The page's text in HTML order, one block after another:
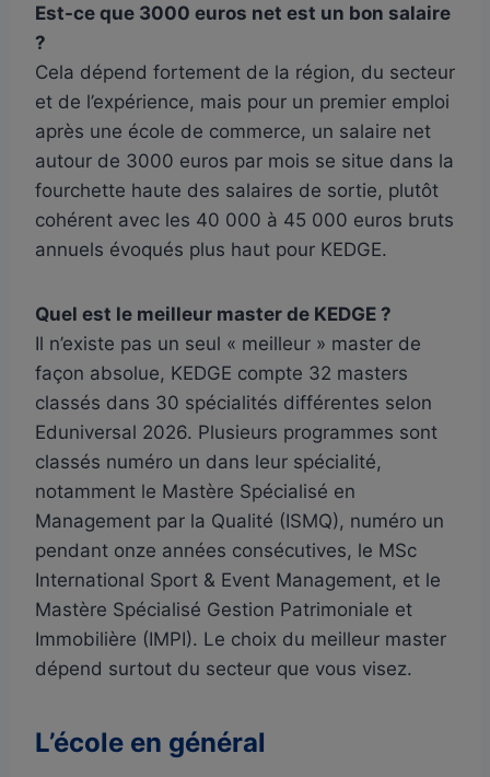
Est-ce que 3000 euros net est un bon salaire
?
Cela dépend fortement de la région, du secteur
et de l’expérience, mais pour un premier emploi
après une école de commerce, un salaire net
autour de 3000 euros par mois se situe dans la
fourchette haute des salaires de sortie, plutôt
cohérent avec les 40 000 à 45 000 euros bruts
annuels évoqués plus haut pour KEDGE.
Quel est le meilleur master de KEDGE ?
Il n’existe pas un seul « meilleur » master de
façon absolue, KEDGE compte 32 masters
classés dans 30 spécialités différentes selon
Eduniversal 2026. Plusieurs programmes sont
classés numéro un dans leur spécialité,
notamment le Mastère Spécialisé en
Management par la Qualité (ISMQ), numéro un
pendant onze années consécutives, le MSc
International Sport & Event Management, et le
Mastère Spécialisé Gestion Patrimoniale et
Immobilière (IMPI). Le choix du meilleur master
dépend surtout du secteur que vous visez.
L’école en général